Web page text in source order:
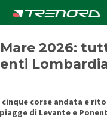
2026:
corse andata e
di Levante e